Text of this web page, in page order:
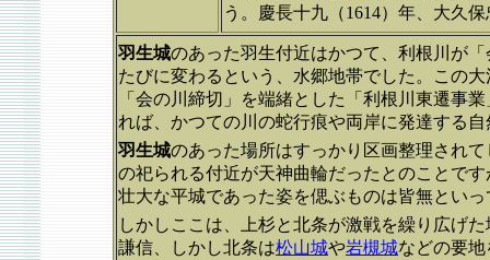
う。慶長十九（1614）年、大久
羽生城のあった羽生付近はかつて、利根川が
たびに変わるという、水郷地帯でした。この
「会の川締切」を端緒とした「利根川東遷事
れば、かつての川の蛇行痕や両岸に発達する
羽生城のあった場所はすっかり区画整理され
の祀られる付近が天神曲輪だったとのことで
壮大な平城であった姿を偲ぶものは皆無とい
しかしここは、上杉と北条が激戦を繰り広げ
謙信、しかし北条は松山城や岩槻城などの要